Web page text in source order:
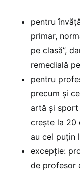
pentru
primar,
pe clasă”,
remedială
pentru
precum și
artă și sport
crește la 20
au cel puțin
excepție:
de profesor